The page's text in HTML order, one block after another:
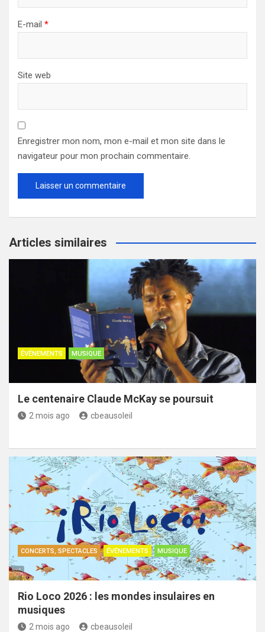
E-mail *
Site web
Enregistrer mon nom, mon e-mail et mon site dans le
navigateur pour mon prochain commentaire.
Articles similaires
ÉVÉNEMENTS MUSIQUE
Le centenaire Claude McKay se poursuit
2 mois ago cbeausoleil
CONCERTS, SPECTACLES ÉVÉNEMENTS MUSIQUE
Rio Loco 2026 : les mondes insulaires en
musiques
2 mois ago cbeausoleil